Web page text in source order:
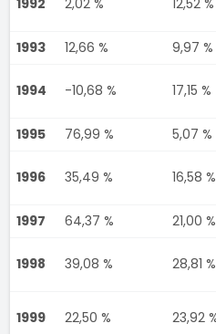
1993 12,66 % 9,97 %
1994 -10,68 % 17,15 %
1995 76,99 % 5,07 %
1996 35,49 % 16,58 %
1997 64,37 % 21,00 %
1998 39,08 % 28,81 %
1999 22,50 % 23,92